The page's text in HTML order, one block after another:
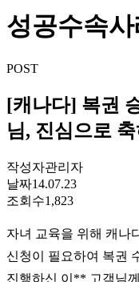
성공수속사
POST
[캐나다] 복권
님, 진심으로
작성자관리자
날짜14.07.23
조회수1,823
자녀 교육을 위해 캐나
신청이 필요하여 복권
진행하신 이** 고객님